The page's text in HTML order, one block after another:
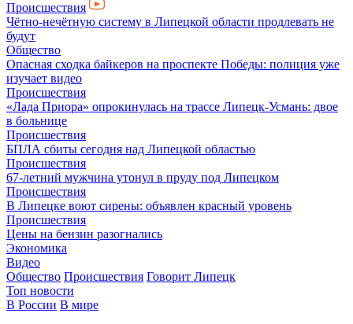
Происшествия
Чётно-нечётную систему в Липецкой области продлевать не
будут
Общество
Опасная сходка байкеров на проспекте Победы: полиция уже
изучает видео
Происшествия
«Лада Приора» опрокинулась на трассе Липецк-Усмань: двое
в больнице
Происшествия
БПЛА сбиты сегодня над Липецкой областью
Происшествия
67-летний мужчина утонул в пруду под Липецком
Происшествия
В Липецке воют сирены: объявлен красный уровень
Происшествия
Цены на бензин разогнались
Экономика
Видео
Общество Происшествия Говорит Липецк
Топ новости
В России В мире